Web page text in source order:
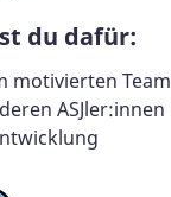
du dafür:
motivierten Team
ASJler:innen